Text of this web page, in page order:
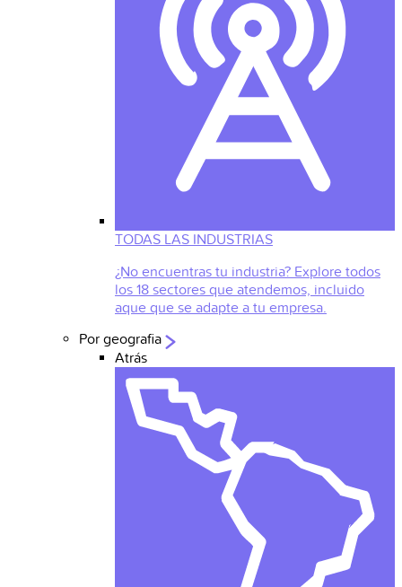
TODAS LAS INDUSTRIAS
¿No encuentras tu industria? Explore todos
los 18 sectores que atendemos, incluido
aque que se adapte a tu empresa.
Por geografia
Atrás